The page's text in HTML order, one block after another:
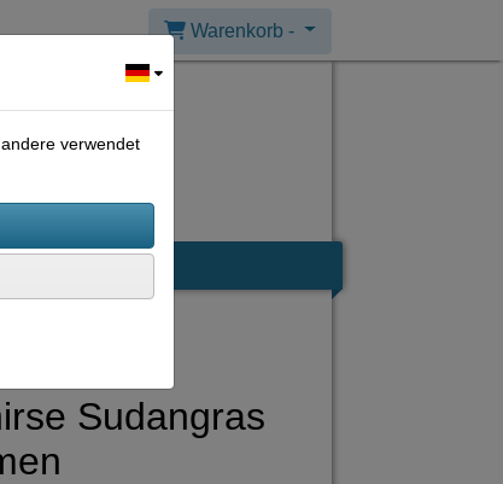
Warenkorb -
Sudangras
verwendet